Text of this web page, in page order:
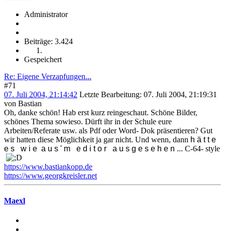
Administrator
Beiträge: 3.424
Gespeichert
Re: Eigene Verzapfungen...
#71
07. Juli 2004, 21:14:42 Letzte Bearbeitung: 07. Juli 2004, 21:19:31
von Bastian
Oh, danke schön! Hab erst kurz reingeschaut. Schöne Bilder,
schönes Thema sowieso. Dürft ihr in der Schule eure
Arbeiten/Referate usw. als Pdf oder Word- Dok präsentieren? Gut
wir hatten diese Möglichkeit ja gar nicht. Und wenn, dann h ä t t e
e s w i e a u s ' m e d i t o r a u s g e s e h e n ... C-64- style
https://www.bastiankopp.de
https://www.georgkreisler.net
Maexl